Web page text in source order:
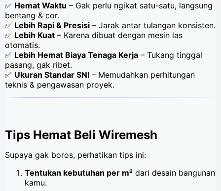
✅ Hemat Waktu – Gak perlu ngikat satu-satu, langsung
bentang & cor.
✅ Lebih Rapi & Presisi – Jarak antar tulangan konsisten.
✅ Lebih Kuat – Karena dibuat dengan mesin las
otomatis.
✅ Lebih Hemat Biaya Tenaga Kerja – Tukang tinggal
pasang, gak ribet.
✅ Ukuran Standar SNI – Memudahkan perhitungan
teknis & pengawasan proyek.
Tips Hemat Beli Wiremesh
Supaya gak boros, perhatikan tips ini:
Tentukan kebutuhan per m² dari desain bangunan
kamu.